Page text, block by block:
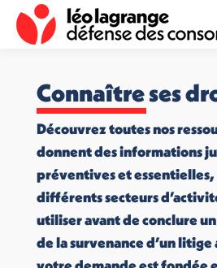
Connaître ses
Découvrez toutes nos
donnent des informations
préventives et
différents secteurs
utiliser avant de conclure
de la survenance d’un litige